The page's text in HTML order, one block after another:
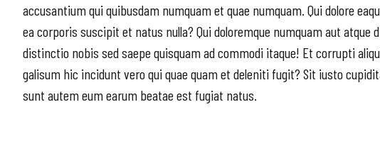
accusantium qui quibusdam numquam et quae numquam. Qui dolore
ea corporis suscipit et natus nulla? Qui doloremque numquam aut
distinctio nobis sed saepe quisquam ad commodi itaque! Et corrupti
galisum hic incidunt vero qui quae quam et deleniti fugit? Sit iusto
sunt autem eum earum beatae est fugiat natus.